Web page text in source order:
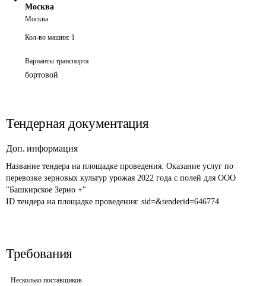
Москва
Москва
Кол-во машин: 1
Варианты транспорта
бортовой
Тендерная документация
Доп. информация
Название тендера на площадке проведения: Оказание услуг по
перевозке зерновых культур урожая 2022 года с полей для ООО
"Башкирское Зерно +"
ID тендера на площадке проведения: sid=&tenderid=646774
Требования
Несколько поставщиков